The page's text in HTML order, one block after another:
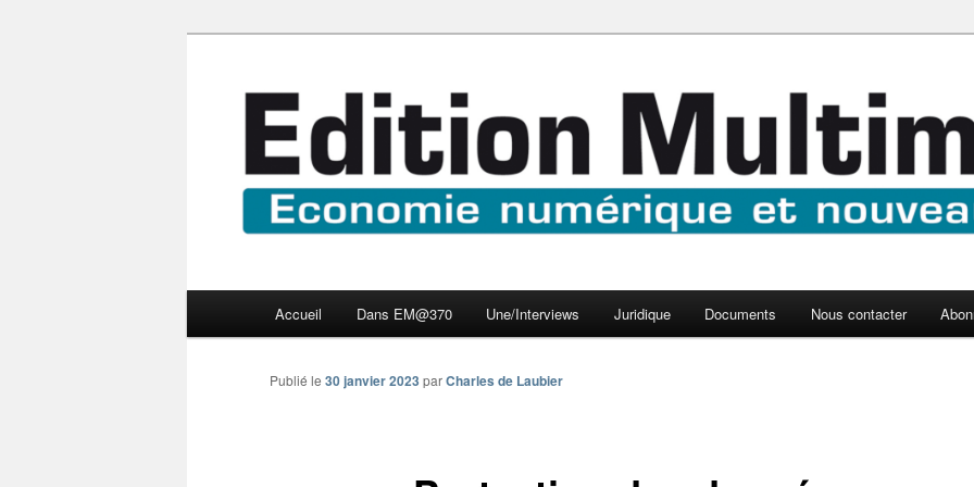
Edition Multimédi@
Accueil Dans EM@370 Une/Interviews Juridique Documents Nous contacter
Publié le 30 janvier 2023 parCharles de Laubier